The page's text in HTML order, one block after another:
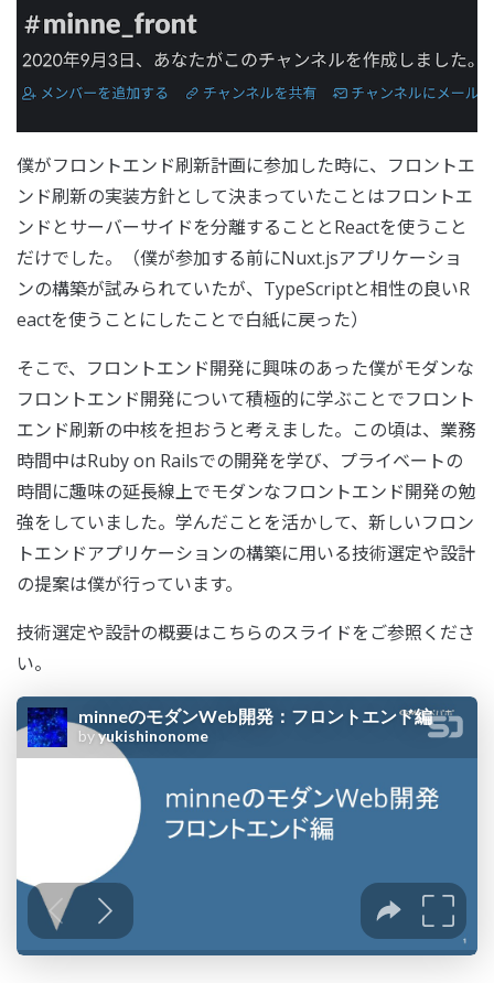
僕がフロントエンド刷新計画に参加した時に、フロントエ
ンド刷新の実装方針として決まっていたことはフロントエ
ンドとサーバーサイドを分離することとReactを使うこと
だけでした。（僕が参加する前にNuxt.jsアプリケーショ
ンの構築が試みられていたが、TypeScriptと相性の良いR
eactを使うことにしたことで白紙に戻った）
そこで、フロントエンド開発に興味のあった僕がモダンな
フロントエンド開発について積極的に学ぶことでフロント
エンド刷新の中核を担おうと考えました。この頃は、業務
時間中はRuby on Railsでの開発を学び、プライベートの
時間に趣味の延長線上でモダンなフロントエンド開発の勉
強をしていました。学んだことを活かして、新しいフロン
トエンドアプリケーションの構築に用いる技術選定や設計
の提案は僕が行っています。
技術選定や設計の概要はこちらのスライドをご参照くださ
い。